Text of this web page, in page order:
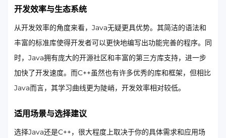
开发效率与生态系统
从开发效率的角度来看，Java无疑更具优势。其简洁的语法和
丰富的标准库使得开发者可以更快地编写出功能完善的程序。同
时，Java拥有庞大的开源社区和丰富的第三方库支持，进一步
加快了开发速度。而C++虽然也有许多优秀的库和框架，但相比
Java而言，其学习曲线更为陡峭，开发效率相对较低。
适用场景与选择建议
选择Java还是C++，很大程度上取决于你的具体需求和应用场